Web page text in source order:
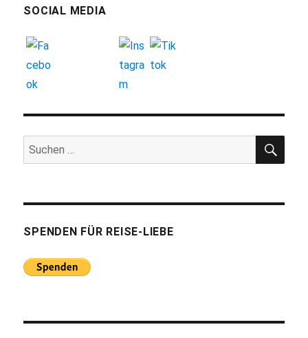
SOCIAL MEDIA
Suchen
nach:
SPENDEN FÜR REISE-LIEBE